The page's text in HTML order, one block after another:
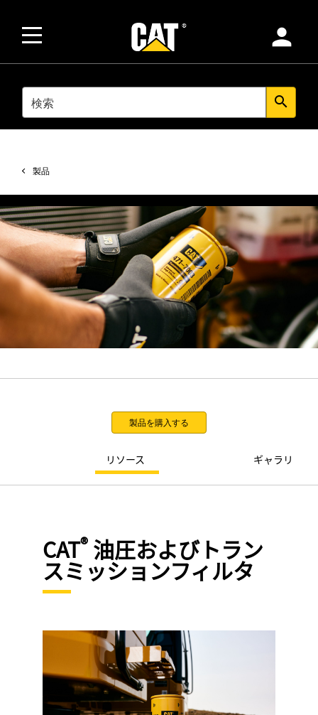
person
SEARCH search
製品
製品を購入する
リソース ギャラリ
CAT® 油圧およびトラン
スミッションフィルタ